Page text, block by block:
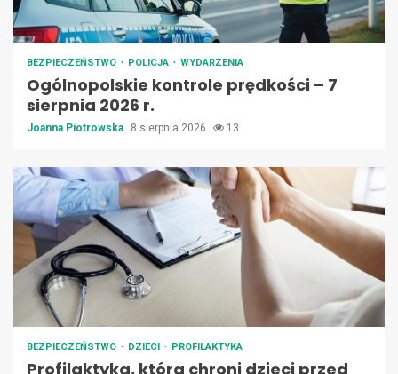
BEZPIECZEŃSTWO POLICJA WYDARZENIA
Ogólnopolskie kontrole prędkości – 7
sierpnia 2026 r.
Joanna Piotrowska 8 sierpnia 2026 13
BEZPIECZEŃSTWO DZIECI PROFILAKTYKA
Profilaktyka, która chroni dzieci przed